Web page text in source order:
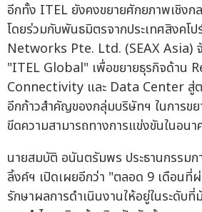
อีกทั้ง ITEL ยังคงขยายศักยภาพเชิงก
โดยร่วมกับพันธมิตรจากประเทศสิงคโ
Networks Pte. Ltd. (SEAX Asia)
"ITEL Global" เพื่อขยายธุรกิจด้าน
Connectivity และ Data Center สู่ต
อีกก้าวสำคัญของกลุ่มบริษัทฯ ในการขย
ขีดความสามารถทางการแข่งขันในอนา
นายสมบัติ อนันตรัมพร ประธานกรรม
ลิ้งค์ฯ เปิดเผยอีกว่า "ตลอด 9 เดือนที่
รักษาผลการดำเนินงานให้อยู่ในระดับ